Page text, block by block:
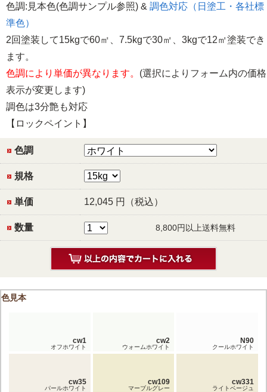
色調:見本色(色調サンプル参照) & 調色対応（日塗工・各社標
準色）
2回塗装して15kgで60㎡、7.5kgで30㎡、3kgで12㎡塗装でき
ます。
色調により単価が異なります。 (選択によりフォーム内の価格
表示が変更します)
調色は3分艶も対応
【ロックペイント】
色調
規格
単価 12,045 円（税込）
数量 8,800円以上送料無料
色見本
cw1
オフホワイト
cw2
ウォームホワイト
N90
クールホワイト
cw35
パールホワイト
cw109
マーブルグレー
cw331
ライトベージュ